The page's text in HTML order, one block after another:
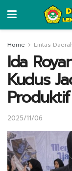
Home Lintas
Ida
Kudus
Produktif
2025/11/06